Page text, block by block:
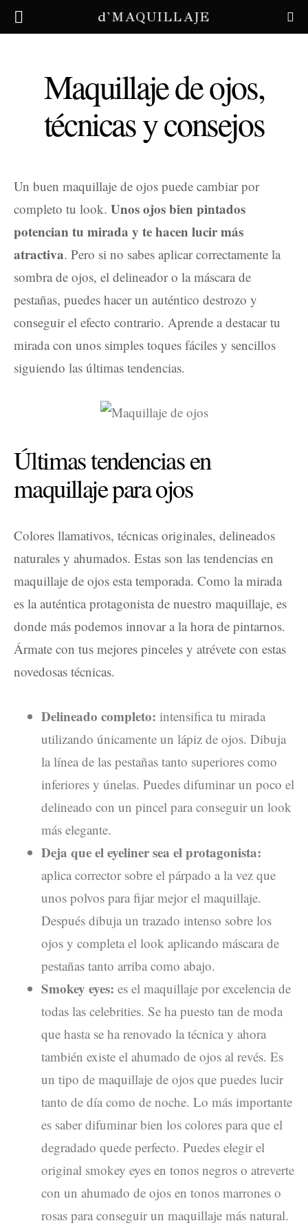
d'MAQUILLAJE
Maquillaje de ojos,
técnicas y consejos
Un buen maquillaje de ojos puede cambiar por
completo tu look. Unos ojos bien pintados
potencian tu mirada y te hacen lucir más
atractiva. Pero si no sabes aplicar correctamente la
sombra de ojos, el delineador o la máscara de
pestañas, puedes hacer un auténtico destrozo y
conseguir el efecto contrario. Aprende a destacar tu
mirada con unos simples toques fáciles y sencillos
siguiendo las últimas tendencias.
Últimas tendencias en
maquillaje para ojos
Colores llamativos, técnicas originales, delineados
naturales y ahumados. Estas son las tendencias en
maquillaje de ojos esta temporada. Como la mirada
es la auténtica protagonista de nuestro maquillaje, es
donde más podemos innovar a la hora de pintarnos.
Ármate con tus mejores pinceles y atrévete con estas
novedosas técnicas.
Delineado completo: intensifica tu mirada
utilizando únicamente un lápiz de ojos. Dibuja
la línea de las pestañas tanto superiores como
inferiores y únelas. Puedes difuminar un poco el
delineado con un pincel para conseguir un look
más elegante.
Deja que el eyeliner sea el protagonista:
aplica corrector sobre el párpado a la vez que
unos polvos para fijar mejor el maquillaje.
Después dibuja un trazado intenso sobre los
ojos y completa el look aplicando máscara de
pestañas tanto arriba como abajo.
Smokey eyes: es el maquillaje por excelencia de
todas las celebrities. Se ha puesto tan de moda
que hasta se ha renovado la técnica y ahora
también existe el ahumado de ojos al revés. Es
un tipo de maquillaje de ojos que puedes lucir
tanto de día como de noche. Lo más importante
es saber difuminar bien los colores para que el
degradado quede perfecto. Puedes elegir el
original smokey eyes en tonos negros o atreverte
con un ahumado de ojos en tonos marrones o
rosas para conseguir un maquillaje más natural.